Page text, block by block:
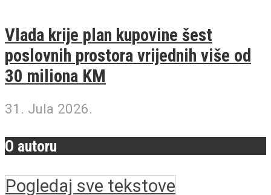
Vlada krije plan kupovine šest
poslovnih prostora vrijednih više od
30 miliona KM
31. Jula 2026.
O autoru
Pogledaj sve tekstove